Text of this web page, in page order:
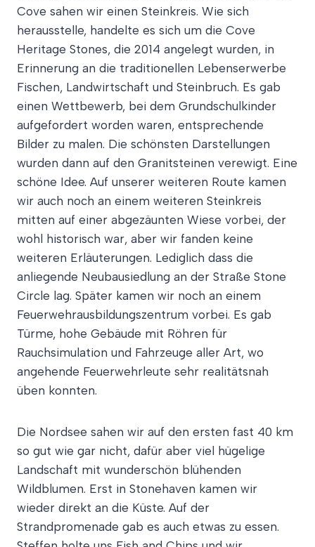
Cove sahen wir einen Steinkreis. Wie sich
herausstelle, handelte es sich um die Cove
Heritage Stones, die 2014 angelegt wurden, in
Erinnerung an die traditionellen Lebenserwerbe
Fischen, Landwirtschaft und Steinbruch. Es gab
einen Wettbewerb, bei dem Grundschulkinder
aufgefordert worden waren, entsprechende
Bilder zu malen. Die schönsten Darstellungen
wurden dann auf den Granitsteinen verewigt. Eine
schöne Idee. Auf unserer weiteren Route kamen
wir auch noch an einem weiteren Steinkreis
mitten auf einer abgezäunten Wiese vorbei, der
wohl historisch war, aber wir fanden keine
weiteren Erläuterungen. Lediglich dass die
anliegende Neubausiedlung an der Straße Stone
Circle lag. Später kamen wir noch an einem
Feuerwehrausbildungszentrum vorbei. Es gab
Türme, hohe Gebäude mit Röhren für
Rauchsimulation und Fahrzeuge aller Art, wo
angehende Feuerwehrleute sehr realitätsnah
üben konnten.
Die Nordsee sahen wir auf den ersten fast 40 km
so gut wie gar nicht, dafür aber viel hügelige
Landschaft mit wunderschön blühenden
Wildblumen. Erst in Stonehaven kamen wir
wieder direkt an die Küste. Auf der
Strandpromenade gab es auch etwas zu essen.